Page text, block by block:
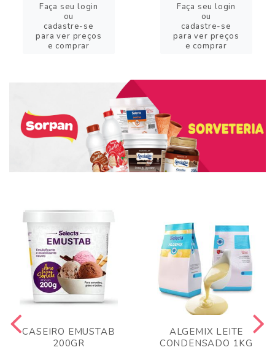
Faça seu login
ou
cadastre-se
para ver preços
e comprar
Faça seu login
ou
cadastre-se
para ver preços
e comprar
CASEIRO EMUSTAB
200GR
ALGEMIX LEITE
CONDENSADO 1KG